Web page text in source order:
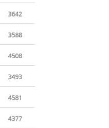
3642
3588
4508
3493
4581
4377